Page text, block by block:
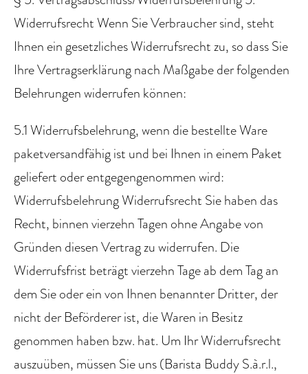
Widerrufsrecht Wenn Sie Verbraucher sind, steht
Ihnen ein gesetzliches Widerrufsrecht zu, so dass Sie
Ihre Vertragserklärung nach Maßgabe der folgenden
Belehrungen widerrufen können:
5.1 Widerrufsbelehrung, wenn die bestellte Ware
paketversandfähig ist und bei Ihnen in einem Paket
geliefert oder entgegengenommen wird:
Widerrufsbelehrung Widerrufsrecht Sie haben das
Recht, binnen vierzehn Tagen ohne Angabe von
Gründen diesen Vertrag zu widerrufen. Die
Widerrufsfrist beträgt vierzehn Tage ab dem Tag an
dem Sie oder ein von Ihnen benannter Dritter, der
nicht der Beförderer ist, die Waren in Besitz
genommen haben bzw. hat. Um Ihr Widerrufsrecht
auszuüben, müssen Sie uns (Barista Buddy S.à.r.l.,